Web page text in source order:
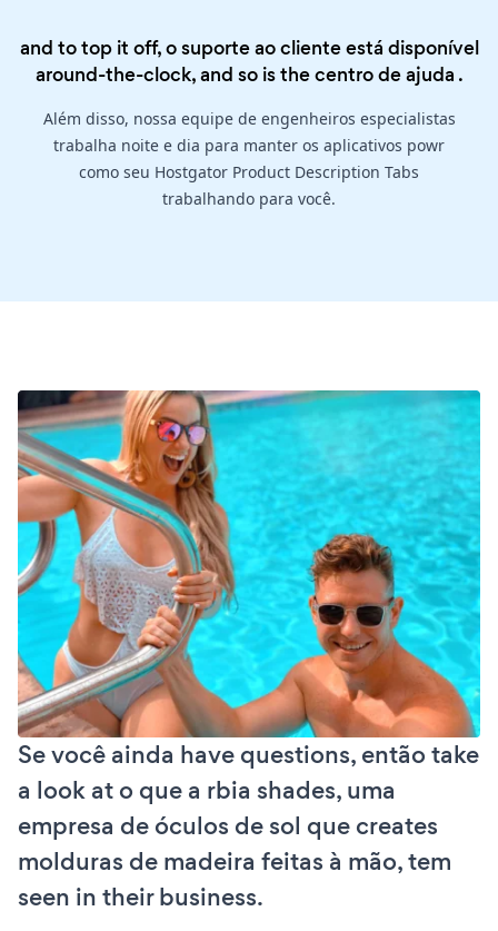
and to top it off, o suporte ao cliente está disponível
around-the-clock, and so is thecentro de ajuda .
Além disso, nossa equipe de engenheiros especialistas
trabalha noite e dia para manter os aplicativos powr
como seu Hostgator Product Description Tabs
trabalhando para você.
Se você ainda have questions, então take
a look at o que a rbia shades, uma
empresa de óculos de sol que creates
molduras de madeira feitas à mão, tem
seen in their business.